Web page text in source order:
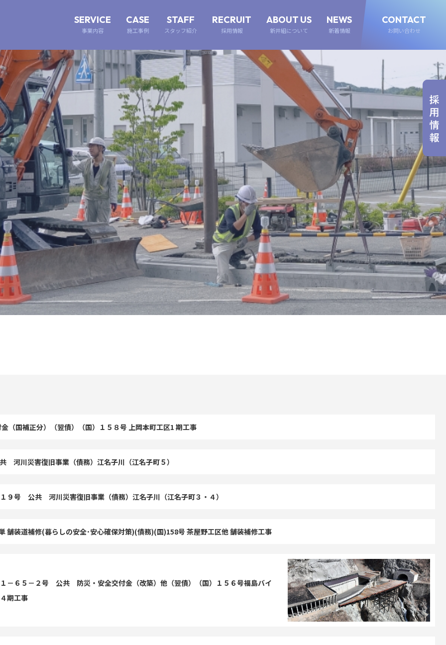
SERVICE
事業内容
CASE
施工事例
STAFF
スタッフ紹介
RECRUIT
採用情報
ABOUT US
新井組について
NEWS
新着情報
CONTACT
お問い合わせ
（国補正分）（翌債）（国）１５８号 上岡本町工区1 期工事
河川災害復旧事業（債務）江名子川（江名子町５）
９号 公共 河川災害復旧事業（債務）江名子川（江名子町３・４）
舗装道補修(暮らしの安全･安心確保対策)(債務)(国)158号 茶屋野工区他 舗装補修工事
－６５－２号 公共 防災・安全交付金（改築）他（翌債）（国）１５６号福島バイ
期工事